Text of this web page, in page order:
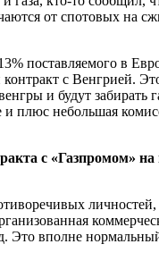
от спотовых на
поставляемого в
с Венгрией.
и будут
и плюс небольшая
с «Газпромом»
Это вполне